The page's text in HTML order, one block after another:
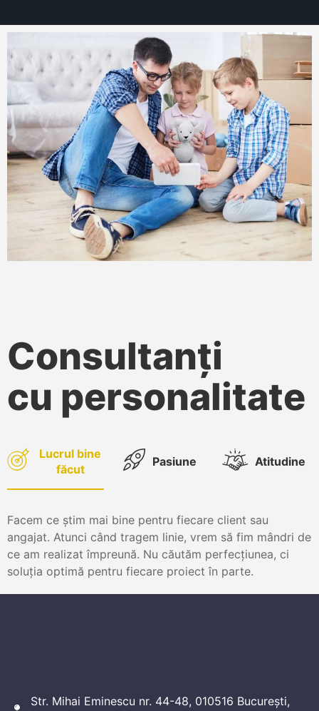
Consultanți
cu personalitate
Lucrul bine
făcut
Pasiune Atitudine
Facem ce știm mai bine pentru fiecare client sau
angajat. Atunci când tragem linie, vrem să fim mândri de
ce am realizat împreună. Nu căutăm perfecțiunea, ci
soluția optimă pentru fiecare proiect în parte.
Str. Mihai Eminescu nr. 44-48, 010516 București,